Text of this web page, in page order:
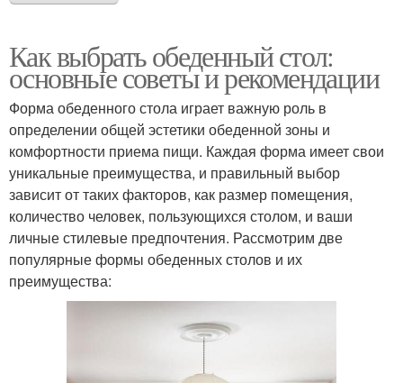
Как выбрать обеденный стол:
основные советы и рекомендации
Форма обеденного стола играет важную роль в
определении общей эстетики обеденной зоны и
комфортности приема пищи. Каждая форма имеет свои
уникальные преимущества, и правильный выбор
зависит от таких факторов, как размер помещения,
количество человек, пользующихся столом, и ваши
личные стилевые предпочтения. Рассмотрим две
популярные формы обеденных столов и их
преимущества: